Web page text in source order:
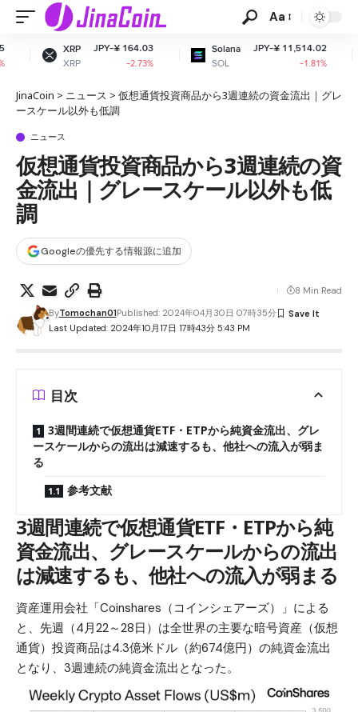
Aa
JPY-¥ 164.03
-2.73%
Solana
SOL
JPY-¥ 11,514.02
-1.81%
Dogecoin
DOGE
JinaCoin > ニュース > 仮想通貨投資商品から3週連続の資金流出｜グレ
ースケール以外も低調
ニュース
仮想通貨投資商品から3週連続の資
金流出｜グレースケール以外も低
調
Googleの優先する情報源に追加
Last Updated: 2024年10月17日 17時43分 5:43 PM
ByTomochan01Published: 2024年04月30日 07時35分
8 Min Read
目次
3週間連続で仮想通貨ETF・ETPから純資金流出、グレ
ースケールからの流出は減速するも、他社への流入が弱ま
る
参考文献
3週間連続で仮想通貨ETF・ETPから純
資金流出、グレースケールからの流出
は減速するも、他社への流入が弱まる
資産運用会社「Coinshares（コインシェアーズ）」による
と、先週（4月22～28日）は全世界の主要な暗号資産（仮想
通貨）投資商品は4.3億米ドル（約674億円）の純資金流出
となり、3週連続の純資金流出となった。